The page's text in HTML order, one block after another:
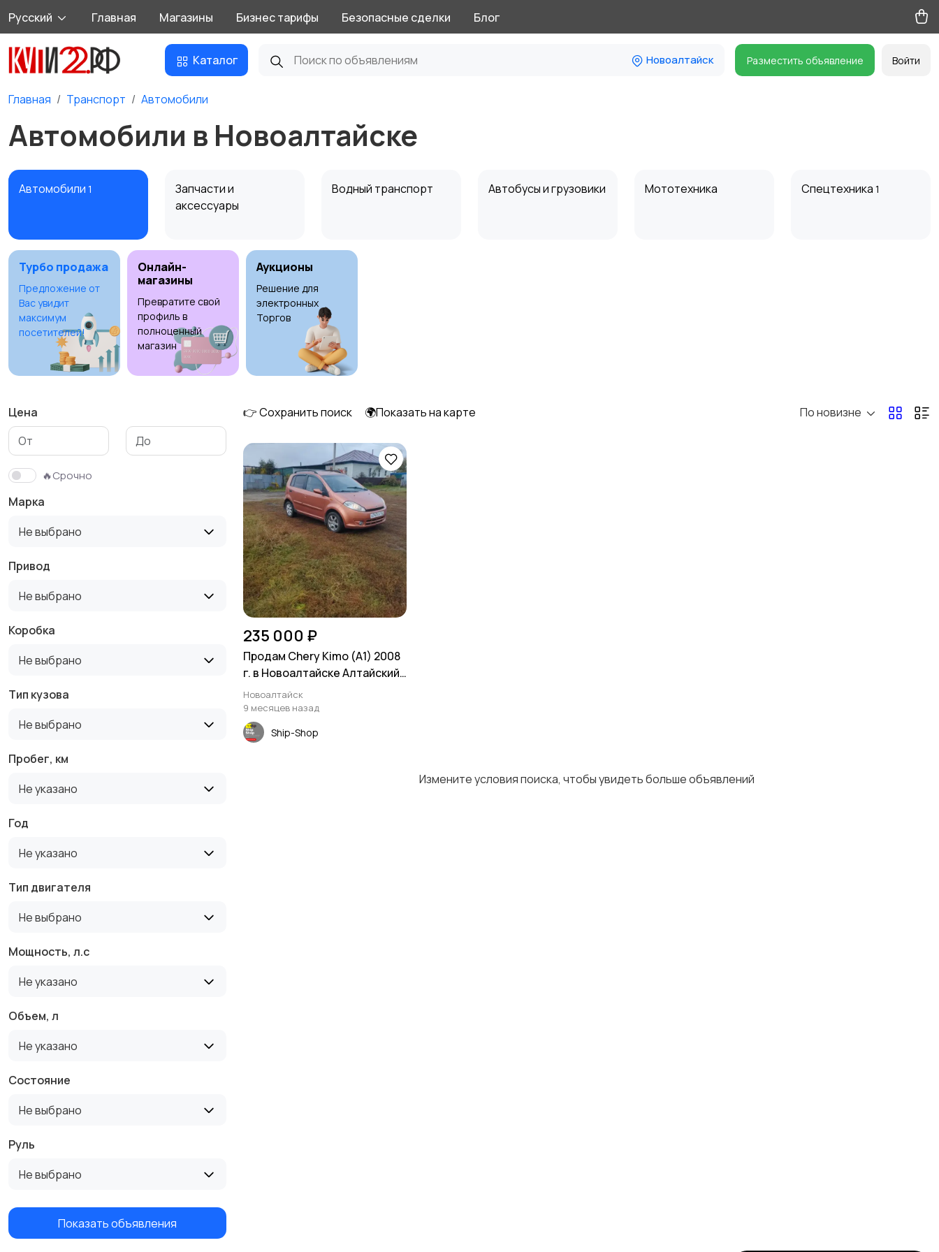
Русский Главная Магазины Бизнес тарифы Безопасные сделки Блог
Каталог Новоалтайск Разместить объявление Войти
Главная Транспорт Автомобили
Автомобили в Новоалтайске
Автомобили 1
Запчасти и
аксессуары
Водный транспорт Автобусы и грузовики Мототехника Спецтехника 1
Турбо продажа
Предложение от
Вас увидит
максимум
посетителей!
Онлайн-
магазины
Превратите свой
профиль в
полноценный
магазин
Аукционы
Решение для
электронных
Торгов
Цена
🔥Срочно
Марка
Не выбрано
Привод
Не выбрано
Коробка
Не выбрано
Тип кузова
Не выбрано
Пробег, км
Не указано
Год
Не указано
Тип двигателя
Не выбрано
Мощность, л.с
Не указано
Объем, л
Не указано
Состояние
Не выбрано
Руль
Не выбрано
Показать объявления
👉 Сохранить поиск 🌍Показать на карте По новизне
235 000 ₽
Продам Chery Kimo (A1) 2008
г. в Новоалтайске Алтайский
край
Новоалтайск
9 месяцев назад
Ship-Shop
Измените условия поиска, чтобы увидеть больше объявлений